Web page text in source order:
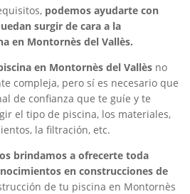
podemos ayudarte con
surgir de cara a la
en Montornès del Vallès.
en Montornès del Vallès no
compleja, pero sí es necesario que
de confianza que te guíe y te
el tipo de piscina, los materiales,
la filtración, etc.
brindamos a ofrecerte toda
en construcciones de
de tu piscina en Montornès